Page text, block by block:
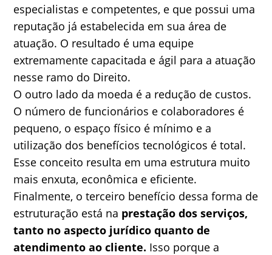
especialistas e competentes, e que possui uma
reputação já estabelecida em sua área de
atuação. O resultado é uma equipe
extremamente capacitada e ágil para a atuação
nesse ramo do Direito.
O outro lado da moeda é a redução de custos.
O número de funcionários e colaboradores é
pequeno, o espaço físico é mínimo e a
utilização dos benefícios tecnológicos é total.
Esse conceito resulta em uma estrutura muito
mais enxuta, econômica e eficiente.
Finalmente, o terceiro benefício dessa forma de
estruturação está na prestação dos serviços,
tanto no aspecto jurídico quanto de
atendimento ao cliente. Isso porque a